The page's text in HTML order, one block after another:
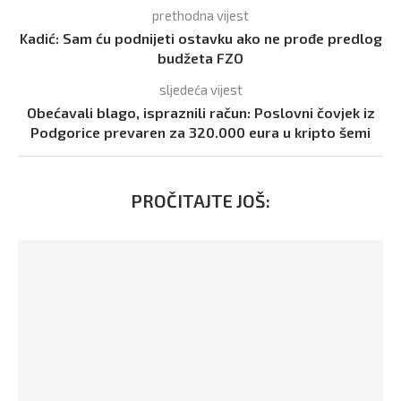
prethodna vijest
Kadić: Sam ću podnijeti ostavku ako ne prođe predlog
budžeta FZO
sljedeća vijest
Obećavali blago, ispraznili račun: Poslovni čovjek iz
Podgorice prevaren za 320.000 eura u kripto šemi
PROČITAJTE JOŠ: